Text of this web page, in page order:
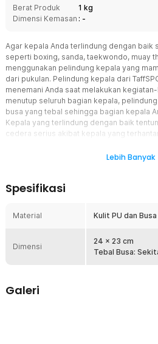
Berat Produk
1 kg
Dimensi Kemasan : -
Agar kepala Anda terlindung dengan baik
seperti boxing, sanda, taekwondo, muay
menggunakan pelindung kepala yang
dari pukulan. Pelindung kepala dari
menemani Anda saat melakukan
menutup seluruh bagian kepala,
busa yang tebal sehingga bagian kepala
Kepala yang terlindung dengan baik
cedera serius akibat kepala yang
Helm pelindung kepala ini sangat
thai, MMA dan olahraga tinju lainnya.
Helm ini dirancang untuk memberikan
area kepala dengan sempurna dan
cedera pada bagian kepala.
Lebih Banyak
Spesifikasi
Material Kulit PU dan Busa
Dimensi
24 x 23 cm
Tebal Busa:
Galeri